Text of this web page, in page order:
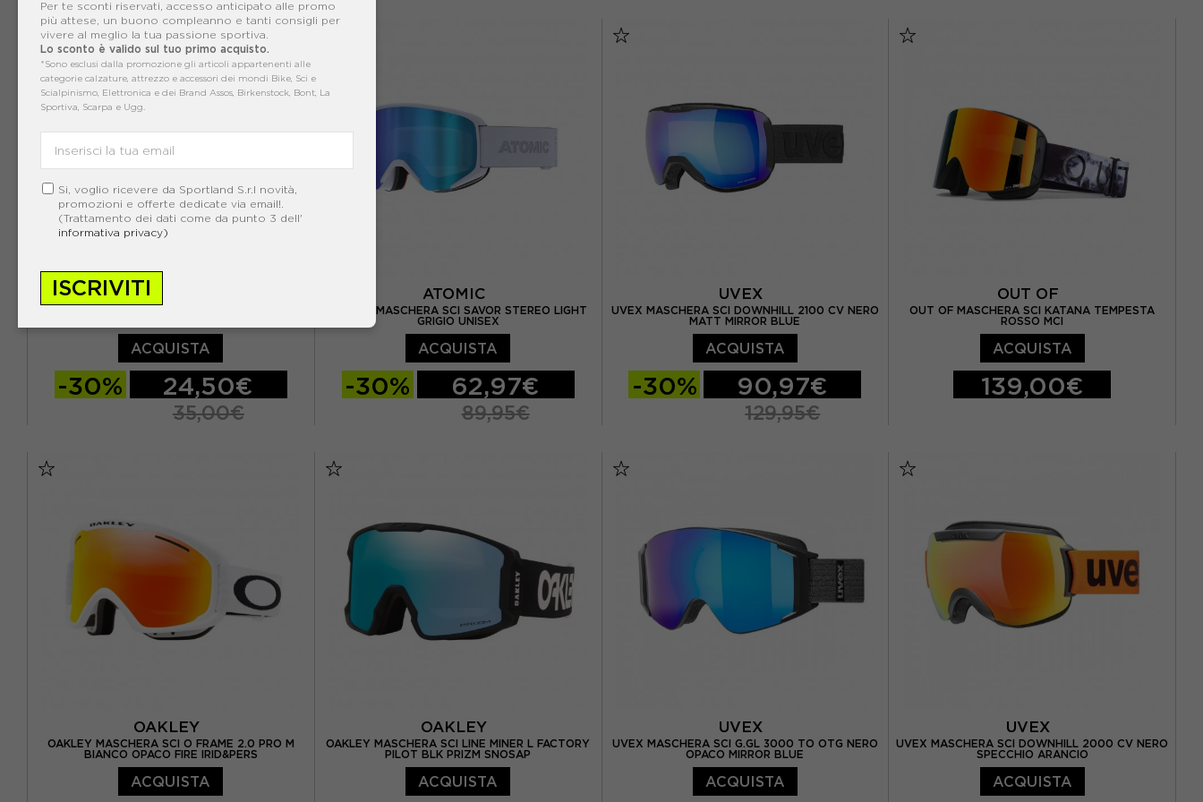
TU
BOLLÈ
ACQUISTA
-30% 24,50€
35,00€
ATOMIC
ATOMIC MASCHERA SCI SAVOR STEREO LIGHT
GRIGIO UNISEX
ACQUISTA
-30% 62,97€
89,95€
UVEX
UVEX MASCHERA SCI DOWNHILL 2100 CV NERO
MATT MIRROR BLUE
ACQUISTA
-30% 90,97€
129,95€
OUT OF
OUT OF MASCHERA SCI KATANA TEMPESTA
ROSSO MCI
ACQUISTA
139,00€
OAKLEY
OAKLEY MASCHERA SCI O FRAME 2.0 PRO M
BIANCO OPACO FIRE IRID&PERS
ACQUISTA
OAKLEY
OAKLEY MASCHERA SCI LINE MINER L FACTORY
PILOT BLK PRIZM SNOSAP
ACQUISTA
UVEX
UVEX MASCHERA SCI G.GL 3000 TO OTG NERO
OPACO MIRROR BLUE
ACQUISTA
UVEX
UVEX MASCHERA SCI DOWNHILL 2000 CV NERO
SPECCHIO ARANCIO
ACQUISTA
Per te sconti riservati, accesso anticipato alle promo
più attese, un buono compleanno e tanti consigli per
vivere al meglio la tua passione sportiva.
Lo sconto è valido sul tuo primo acquisto.
*Sono esclusi dalla promozione gli articoli appartenenti alle
categorie calzature, attrezzo e accessori dei mondi Bike, Sci e
Scialpinismo, Elettronica e dei Brand Assos, Birkenstock, Bont, La
Sportiva, Scarpa e Ugg.
Si, voglio ricevere da Sportland S.r.l novità,
promozioni e offerte dedicate via email!.
(Trattamento dei dati come da punto 3 dell'
informativa privacy)
ISCRIVITI